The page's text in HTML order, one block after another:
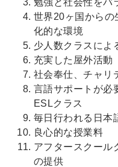
勉強と社会性をバ
世界20ヶ国からの
化的な環境
少人数クラスによ
充実した屋外活動
社会奉仕、チャリ
言語サポートが必
ESLクラス
毎日行われる日本
良心的な授業料
アフタースクール
の提供